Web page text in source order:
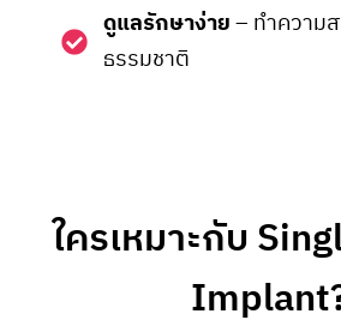
ดูแลรักษาง่าย– ทำความ
ธรรมชาติ
ใครเหมาะกับ